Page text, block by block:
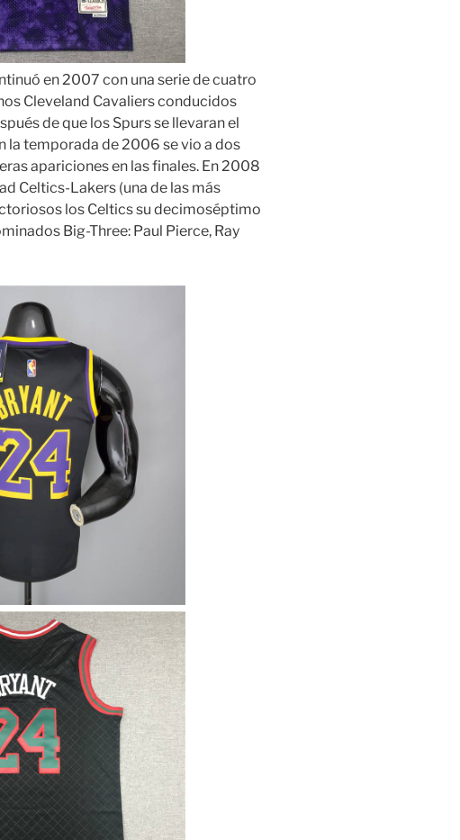
en 2007 con una serie de cuatro
Cleveland Cavaliers conducidos
de que los Spurs se llevaran el
la temporada de 2006 se vio a dos
apariciones en las finales. En 2008
Celtics-Lakers (una de las más
los Celtics su decimoséptimo
Big-Three: Paul Pierce, Ray